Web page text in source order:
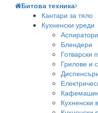
Битова техника
Кантари за тяло
Кухненски уреди
Аспиратори
Блендери
Готварски
Грилове и
Кухненски